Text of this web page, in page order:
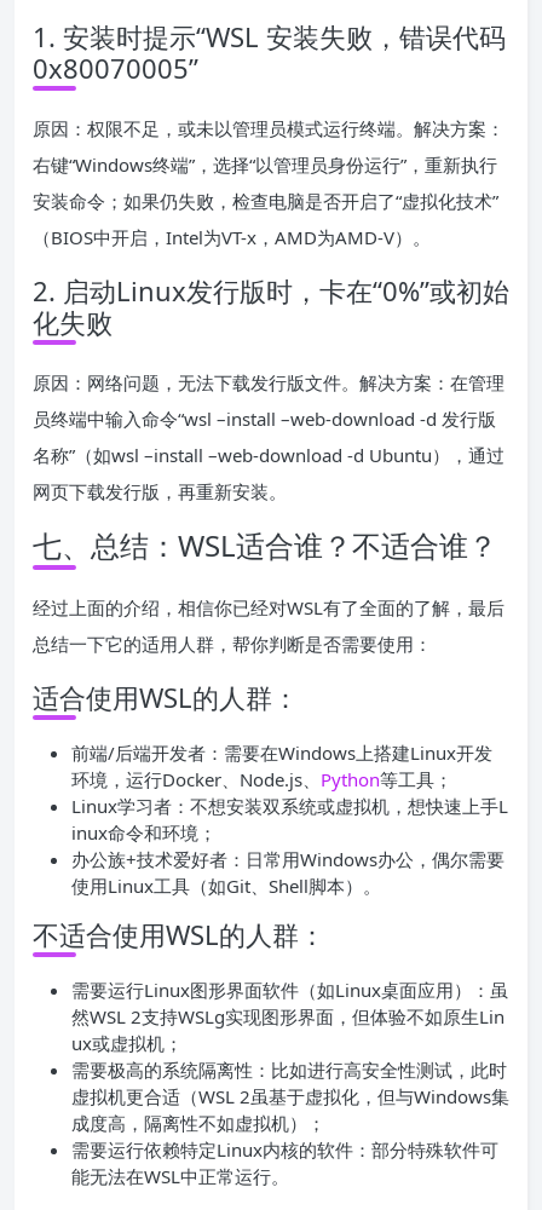
1. 安装时提示“WSL 安装失败，错误代码
0x80070005”
原因：权限不足，或未以管理员模式运行终端。解决方案：
右键“Windows终端”，选择“以管理员身份运行”，重新执行
安装命令；如果仍失败，检查电脑是否开启了“虚拟化技术”
（BIOS中开启，Intel为VT-x，AMD为AMD-V）。
2. 启动Linux发行版时，卡在“0%”或初始
化失败
原因：网络问题，无法下载发行版文件。解决方案：在管理
员终端中输入命令“wsl –install –web-download -d 发行版
名称”（如wsl –install –web-download -d Ubuntu），通过
网页下载发行版，再重新安装。
七、总结：WSL适合谁？不适合谁？
经过上面的介绍，相信你已经对WSL有了全面的了解，最后
总结一下它的适用人群，帮你判断是否需要使用：
适合使用WSL的人群：
前端/后端开发者：需要在Windows上搭建Linux开发
环境，运行Docker、Node.js、 Python等工具；
Linux学习者：不想安装双系统或虚拟机，想快速上手L
inux命令和环境；
办公族+技术爱好者：日常用Windows办公，偶尔需要
使用Linux工具（如Git、Shell脚本）。
不适合使用WSL的人群：
需要运行Linux图形界面软件（如Linux桌面应用）：虽
然WSL 2支持WSLg实现图形界面，但体验不如原生Lin
ux或虚拟机；
需要极高的系统隔离性：比如进行高安全性测试，此时
虚拟机更合适（WSL 2虽基于虚拟化，但与Windows集
成度高，隔离性不如虚拟机）；
需要运行依赖特定Linux内核的软件：部分特殊软件可
能无法在WSL中正常运行。